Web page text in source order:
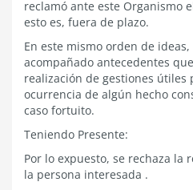
reclamó ante este Organismo
esto es, fuera de plazo.
En este mismo orden de
acompañado antecedentes
realización de gestiones útiles
ocurrencia de algún hecho
caso fortuito.
Teniendo Presente:
Por lo expuesto, se rechaza la
la persona interesada .